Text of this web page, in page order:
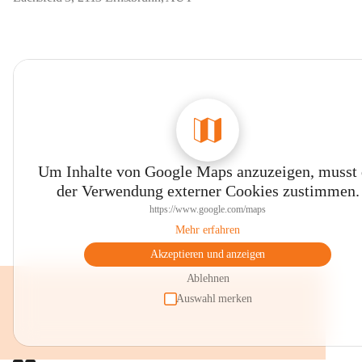
Um Inhalte von Google Maps anzuzeigen, musst
der Verwendung externer Cookies zustimmen.
https://www.google.com/maps
Mehr erfahren
Akzeptieren und anzeigen
Ablehnen
Auswahl merken